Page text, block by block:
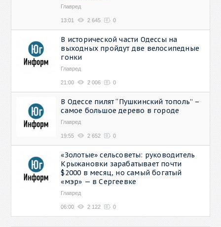
Главред
13:01 2 645 0
В исторической части Одессы на
выходных пройдут две велосипедные
гонки
Главред
21:00 2 006 0
В Одессе пилят “Пушкинский тополь” –
самое большое дерево в городе
Главред
19:55 2 652 0
«Золотые» сельсоветы: руководитель
Крыжановки зарабатывает почти
$2000 в месяц, но самый богатый
«мэр» — в Сергеевке
Главред
06:00 2 122 0